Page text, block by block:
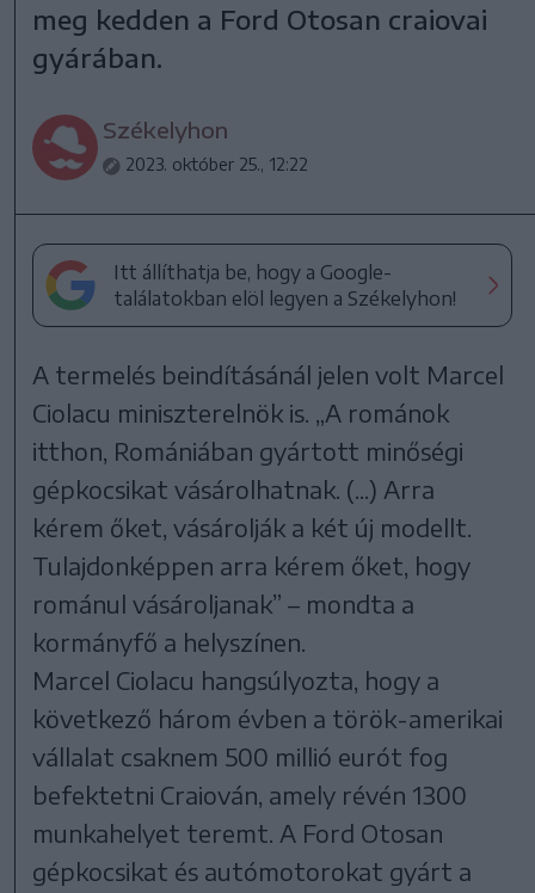
meg kedden a Ford Otosan craiovai
gyárában.
Székelyhon
2023. október 25., 12:22
Itt állíthatja be, hogy a Google-
találatokban elöl legyen a Székelyhon!
A termelés beindításánál jelen volt Marcel
Ciolacu miniszterelnök is. „A románok
itthon, Romániában gyártott minőségi
gépkocsikat vásárolhatnak. (...) Arra
kérem őket, vásárolják a két új modellt.
Tulajdonképpen arra kérem őket, hogy
románul vásároljanak” – mondta a
kormányfő a helyszínen.
Marcel Ciolacu hangsúlyozta, hogy a
következő három évben a török-amerikai
vállalat csaknem 500 millió eurót fog
befektetni Craiován, amely révén 1300
munkahelyet teremt. A Ford Otosan
gépkocsikat és autómotorokat gyárt a